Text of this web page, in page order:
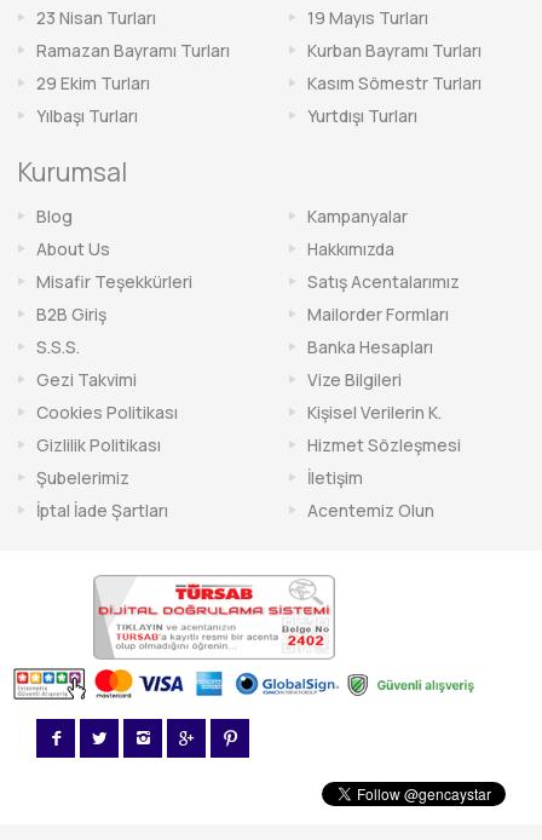
23 Nisan Turları
19 Mayıs Turları
Ramazan Bayramı Turları
Kurban Bayramı Turları
29 Ekim Turları
Kasım Sömestr Turları
Yılbaşı Turları
Yurtdışı Turları
Kurumsal
Blog
Kampanyalar
About Us
Hakkımızda
Misafir Teşekkürleri
Satış Acentalarımız
B2B Giriş
Mailorder Formları
S.S.S.
Banka Hesapları
Gezi Takvimi
Vize Bilgileri
Cookies Politikası
Kişisel Verilerin K.
Gizlilik Politikası
Hizmet Sözleşmesi
Şubelerimiz
İletişim
İptal İade Şartları
Acentemiz Olun